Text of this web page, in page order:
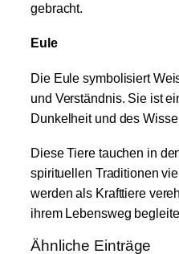
gebracht.
Eule
Die Eule symbolisiert
und Verständnis. Sie ist
Dunkelheit und des
Diese Tiere tauchen in
spirituellen Traditionen
werden als Krafttiere
ihrem Lebensweg
Ähnliche Einträge